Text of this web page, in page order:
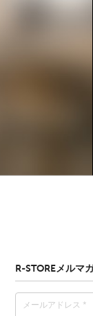
R-STOREメルマ